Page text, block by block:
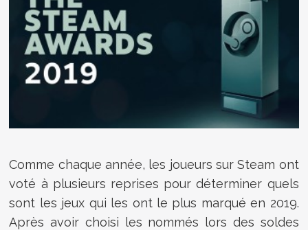
Comme chaque année, les joueurs sur Steam ont
voté à plusieurs reprises pour déterminer quels
sont les jeux qui les ont le plus marqué en 2019.
Après avoir choisi les nommés lors des soldes